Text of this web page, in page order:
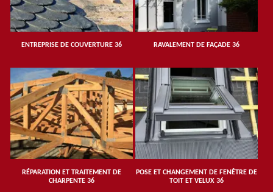
ENTREPRISE DE COUVERTURE 36 RAVALEMENT DE FAÇADE 36
RÉPARATION ET TRAITEMENT DE
CHARPENTE 36
POSE ET CHANGEMENT DE FENÊTRE DE
TOIT ET VELUX 36